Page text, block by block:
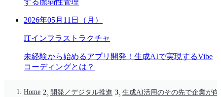
する脆弱性管理
2026年05月11日（月）
ITインフラストラクチャ
未経験から始めるアプリ開発！生成AIで実現するVibe
コーディングとは？
Home 開発／デジタル推進 生成AI活用のその先で企業が